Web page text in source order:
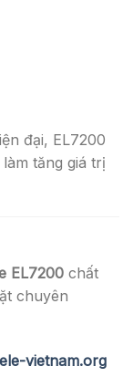
đại, EL7200
tăng giá trị
EL7200 chất
chuyên
vietnam.org